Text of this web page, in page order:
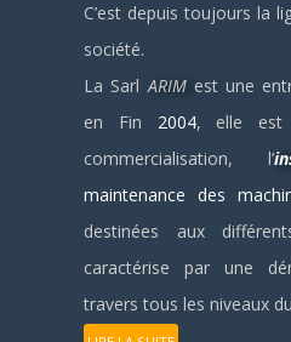
C’est depuis toujours la
société.
La SarlARIM est une
en Fin 2004, elle est
commercialisation, l’
maintenance des
destinées aux
caractérise par une
travers tous les niveaux